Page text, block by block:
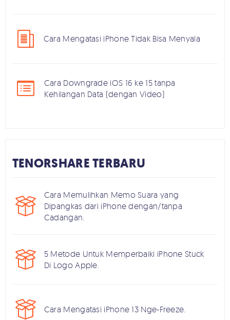
Cara Mengatasi iPhone Tidak Bisa Menyala
Cara Downgrade iOS 16 ke 15 tanpa
Kehilangan Data (dengan Video)
TENORSHARE TERBARU
Cara Memulihkan Memo Suara yang
Dipangkas dari iPhone dengan/tanpa
Cadangan.
5 Metode Untuk Memperbaiki iPhone Stuck
Di Logo Apple.
Cara Mengatasi iPhone 13 Nge-Freeze.